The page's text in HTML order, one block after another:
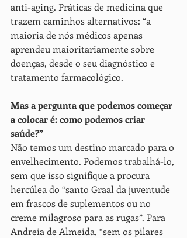
anti-aging. Práticas de medicina que
trazem caminhos alternativos: “a
maioria de nós médicos apenas
aprendeu maioritariamente sobre
doenças, desde o seu diagnóstico e
tratamento farmacológico.
Mas a pergunta que podemos começar
a colocar é: como podemos criar
saúde?”
Não temos um destino marcado para o
envelhecimento. Podemos trabalhá-lo,
sem que isso signifique a procura
hercúlea do “santo Graal da juventude
em frascos de suplementos ou no
creme milagroso para as rugas”. Para
Andreia de Almeida, “sem os pilares